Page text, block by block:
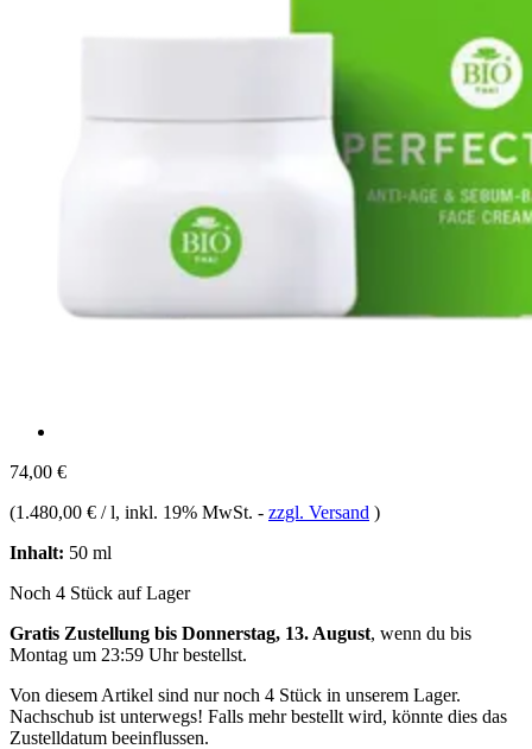
74,00 €
(1.480,00 € / l, inkl. 19% MwSt. - zzgl. Versand )
Inhalt: 50 ml
Noch 4 Stück auf Lager
Gratis Zustellung bis Donnerstag, 13. August, wenn du bis
Montag um 23:59 Uhrbestellst.
Von diesem Artikel sind nur noch 4 Stück in unserem Lager.
Nachschub ist unterwegs! Falls mehr bestellt wird, könnte dies das
Zustelldatum beeinflussen.